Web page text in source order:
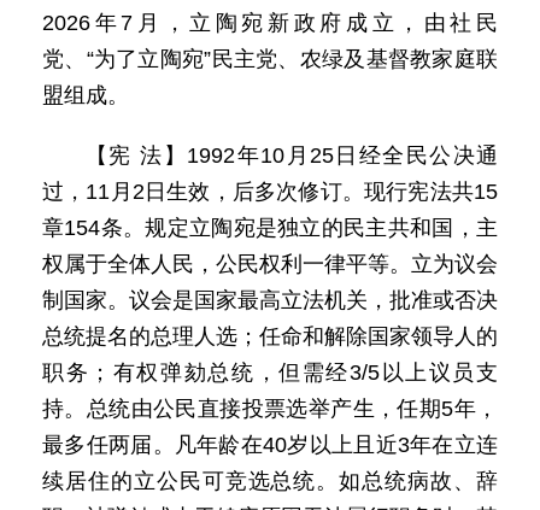
2026年7月，立陶宛新政府成立，由社民
党、“为了立陶宛”民主党、农绿及基督教家庭联
盟组成。
【宪 法】1992年10月25日经全民公决通
过，11月2日生效，后多次修订。现行宪法共15
章154条。规定立陶宛是独立的民主共和国，主
权属于全体人民，公民权利一律平等。立为议会
制国家。议会是国家最高立法机关，批准或否决
总统提名的总理人选；任命和解除国家领导人的
职务；有权弹劾总统，但需经3/5以上议员支
持。总统由公民直接投票选举产生，任期5年，
最多任两届。凡年龄在40岁以上且近3年在立连
续居住的立公民可竞选总统。如总统病故、辞